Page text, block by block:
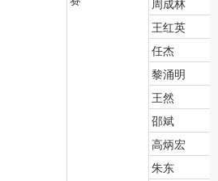
王红英
任杰
黎涌明
王然
邵斌
高炳宏
朱东